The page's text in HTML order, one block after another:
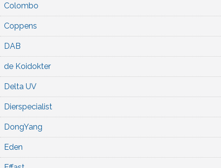
Colombo
Coppens
DAB
de Koidokter
Delta UV
Dierspecialist
DongYang
Eden